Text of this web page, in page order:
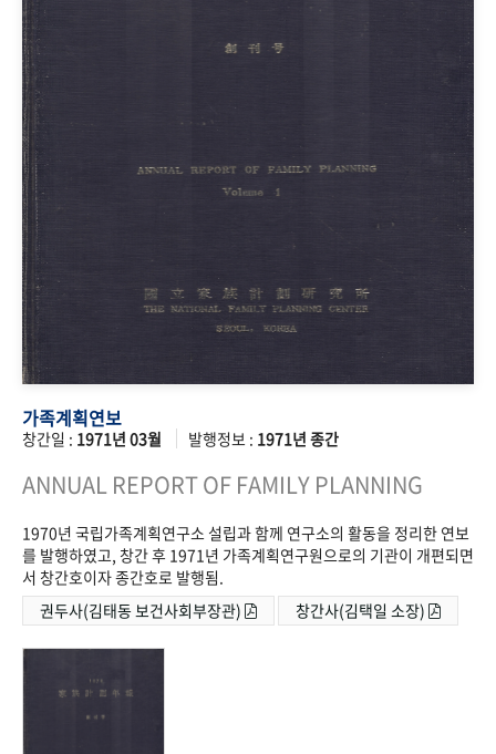
가족계획연보
창간일 : 1971년 03월 발행정보 : 1971년 종간
ANNUAL REPORT OF FAMILY PLANNING
1970년 국립가족계획연구소 설립과 함께 연구소의 활동을 정리한 연보
를 발행하였고, 창간 후 1971년 가족계획연구원으로의 기관이 개편되면
서 창간호이자 종간호로 발행됨.
권두사(김태동 보건사회부장관)
창간사(김택일 소장)